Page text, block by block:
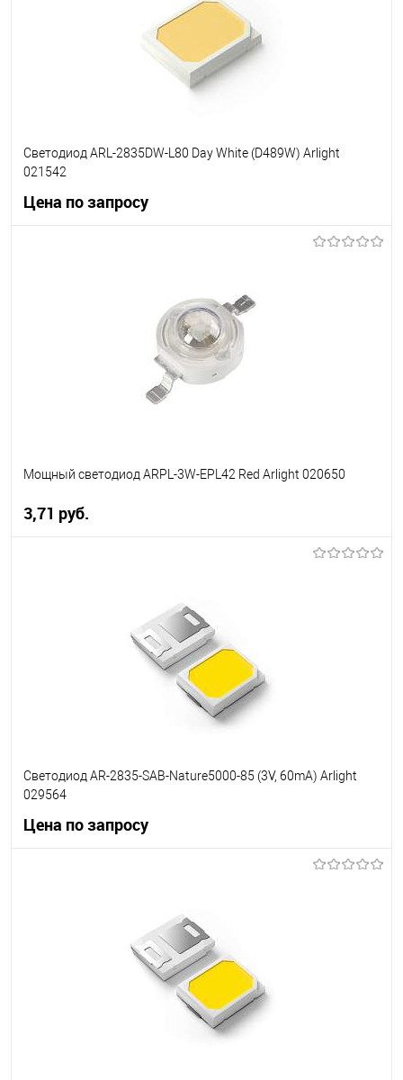
менеджера
Светодиод ARL-2835DW-L80 Day White (D489W) Arlight
021542
Цена по запросу
Уточняйте наличие у
менеджера
Мощный светодиод ARPL-3W-EPL42 Red Arlight 020650
3,71 pуб.
Светодиод AR-2835-SAB-Nature5000-85 (3V, 60mA) Arlight
029564
Цена по запросу